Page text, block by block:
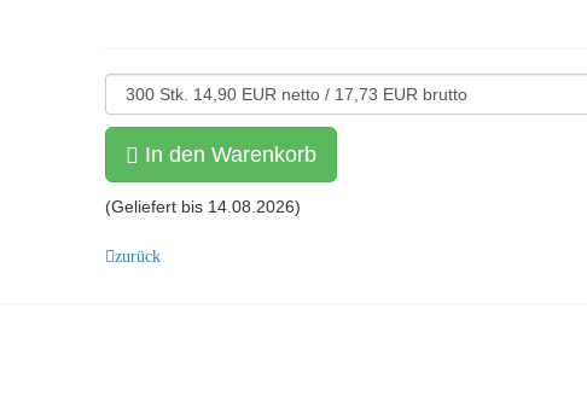
In den Warenkorb
(Geliefert bis 14.08.2026)
zurück